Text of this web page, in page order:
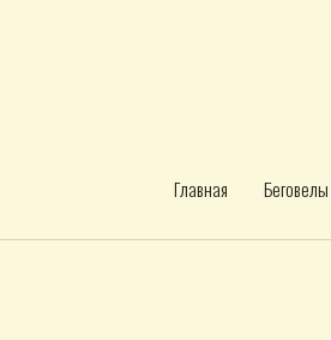
Главная Беговелы